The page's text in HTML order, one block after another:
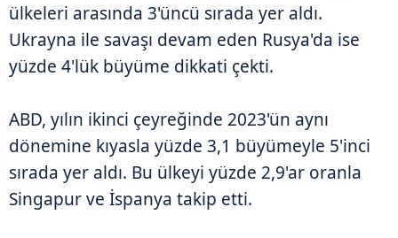
ülkeleri arasında 3'üncü sırada yer aldı.
Ukrayna ile savaşı devam eden Rusya'da ise
yüzde 4'lük büyüme dikkati çekti.
ABD, yılın ikinci çeyreğinde 2023'ün aynı
dönemine kıyasla yüzde 3,1 büyümeyle 5'inci
sırada yer aldı. Bu ülkeyi yüzde 2,9'ar oranla
Singapur ve İspanya takip etti.